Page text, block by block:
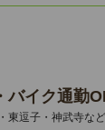
バイク通勤
東逗子・神武寺な